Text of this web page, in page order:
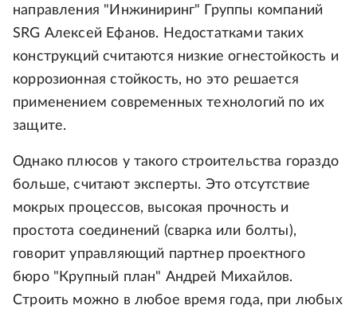
направления "Инжиниринг" Группы компаний
SRG Алексей Ефанов. Недостатками таких
конструкций считаются низкие огнестойкость и
коррозионная стойкость, но это решается
применением современных технологий по их
защите.
Однако плюсов у такого строительства гораздо
больше, считают эксперты. Это отсутствие
мокрых процессов, высокая прочность и
простота соединений (сварка или болты),
говорит управляющий партнер проектного
бюро "Крупный план" Андрей Михайлов.
Строить можно в любое время года, при любых